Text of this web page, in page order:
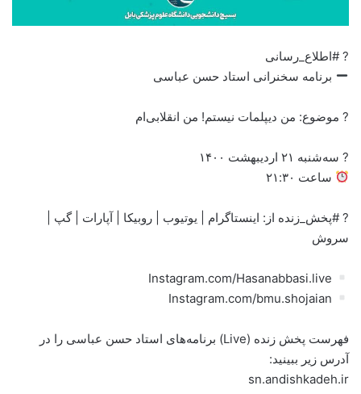
? #اطلاع_رسانی
برنامه سخنرانی استاد حسن عباسی
? موضوع: من دیپلمات نیستم! من انقلابی‌ام
? سه‌شنبه ۲۱ اردیبهشت ۱۴۰۰
ساعت ۲۱:۳۰
? #پخش_زنده از: اینستاگرام | یوتیوب | روبیکا | آپارات | گپ |
سروش
فهرست پخش زنده (Live) برنامه‌های استاد حسن عباسی را در
آدرس زیر ببینید:
sn.andishkadeh.ir